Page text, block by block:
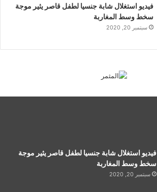
فيديو استغلال شابة جنسيا لطفل قاصر يثير موجة
سخط وسط المغاربة
سبتمبر 20, 2020
فيديو استغلال شابة جنسيا لطفل قاصر يثير موجة
سخط وسط المغاربة
سبتمبر 20, 2020